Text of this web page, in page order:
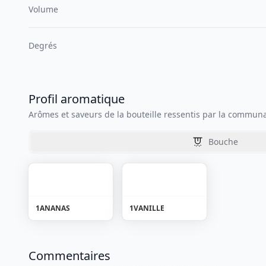
Volume
Degrés
Profil aromatique
Arômes et saveurs de la bouteille ressentis par la
Bouche
1ANANAS 1VANILLE
Commentaires